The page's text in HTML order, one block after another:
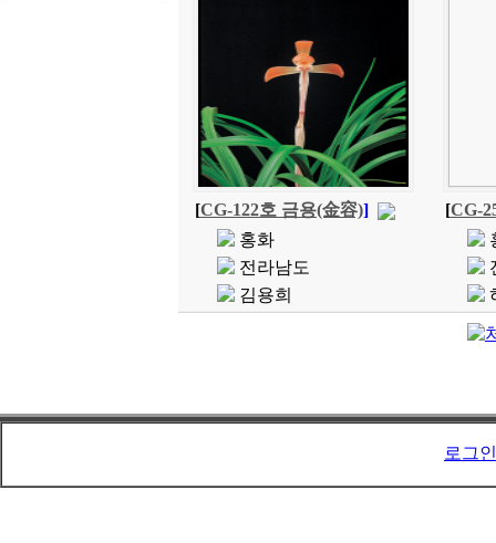
[CG-122호 금용(金容)]
홍화
전라남도
김용희
[CG-
로그인